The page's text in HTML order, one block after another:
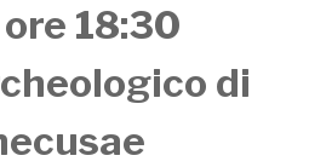
18:30
di